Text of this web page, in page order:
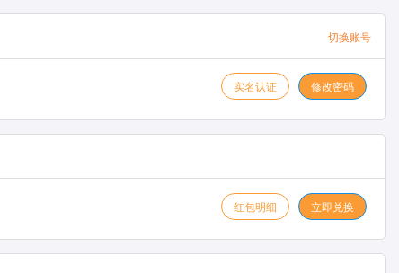
切换账号
实名认证 修改密码
红包明细 立即兑换